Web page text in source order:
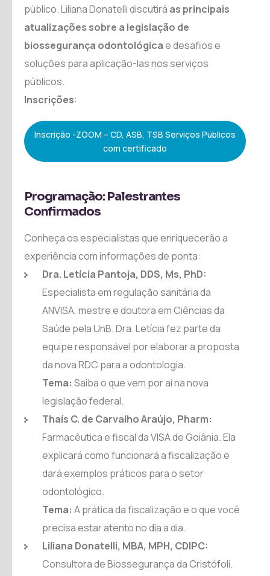
público. Liliana Donatelli discutirá as principais
atualizações sobre a legislação de
biossegurança odontológicae desafios e
soluções para aplicação-las nos serviços
públicos.
Inscrições:
Inscrição -ZOOM – CD, ASB, TSB Serviços Públicos
com certificado
Programação: Palestrantes
Confirmados
Conheça os especialistas que enriquecerão a
experiência com informações de ponta:
Dra. Letícia Pantoja, DDS, Ms, PhD:
Especialista em regulação sanitária da
ANVISA, mestre e doutora em Ciências da
Saúde pela UnB. Dra. Letícia fez parte da
equipe responsável por elaborar a proposta
da nova RDC para a odontologia.
Tema: Saiba o que vem por aí na nova
legislação federal.
Thaís C. de Carvalho Araújo, Pharm:
Farmacêutica e fiscal da VISA de Goiânia. Ela
explicará como funcionará a fiscalização e
dará exemplos práticos para o setor
odontológico.
Tema: A prática da fiscalização e o que você
precisa estar atento no dia a dia.
Liliana Donatelli, MBA, MPH, CDIPC:
Consultora de Biossegurança da Cristófoli.